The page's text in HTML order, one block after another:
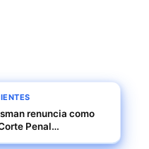
renuncia como
Penal